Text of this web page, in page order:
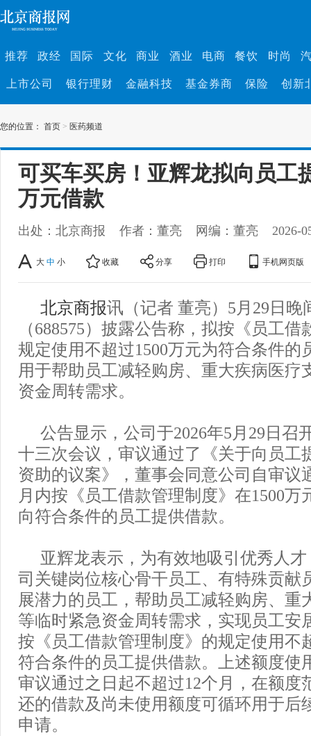
推荐 政经 国际 文化 商业 酒业 电商 餐饮 时尚
上市公司 银行理财 金融科技 基金券商 保险 创新
您的位置： 首页 > 医药频道
可买车买房！亚辉龙拟向员工
万元借款
出处：北京商报 作者：董亮 网编：董亮 2026-
大 中 小 收藏 分享 打印 手机网页版
北京商报讯（记者 董亮）5月29日晚
（688575）披露公告称，拟按《员工借
规定使用不超过1500万元为符合条件的
用于帮助员工减轻购房、重大疾病医疗
资金周转需求。
公告显示，公司于2026年5月29日召
十三次会议，审议通过了《关于向员工
资助的议案》，董事会同意公司自审议
月内按《员工借款管理制度》在1500万
向符合条件的员工提供借款。
亚辉龙表示，为有效地吸引优秀人
司关键岗位核心骨干员工、有特殊贡献
展潜力的员工，帮助员工减轻购房、重
等临时紧急资金周转需求，实现员工安
按《员工借款管理制度》的规定使用不
符合条件的员工提供借款。上述额度使
审议通过之日起不超过12个月，在额度
还的借款及尚未使用额度可循环用于后
申请。